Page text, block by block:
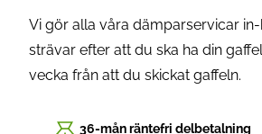
Vi gör alla våra dämparservicar
strävar efter att du ska ha din
vecka från att du skickat gaffeln.
36-mån räntefri delbetalning